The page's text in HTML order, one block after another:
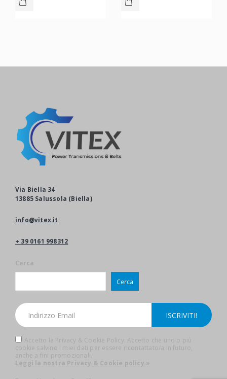
Via Biella 34
13885 Salussola (Biella)
info@vitex.it
+ 39 0161 998312
Cerca
Cerca
Accetto la Privacy & Cookie Policy. Accetto che uno o più
cookie salvino i miei dati per essere ricontattato/a in futuro,
anche a fini promozionali.
Leggi la nostra Privacy & Cookie policy »